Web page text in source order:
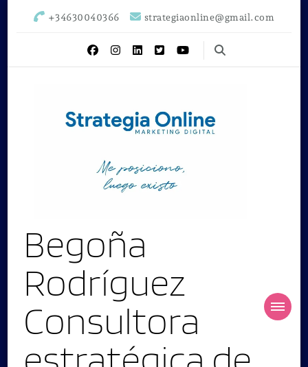
+34630040366 strategiaonline@gmail.com
Begoña
Rodríguez
Consultora